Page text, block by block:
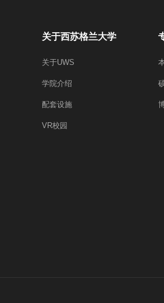
关于西苏格兰大学
关于UWS
学院介绍
配套设施
VR校园